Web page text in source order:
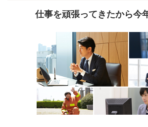
仕事を頑張ってきたから今